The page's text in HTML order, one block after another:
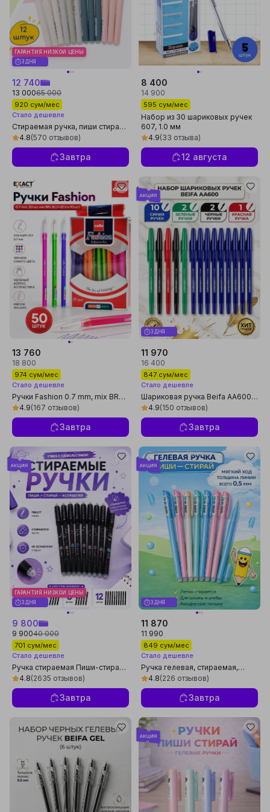
ГАРАНТИЯ НИЗКОЙ ЦЕНЫ
3 ДНЯ
12 740
13 00065 000
920 сум/мес
Стало дешевле
Стираемая ручка, пиши стирай
2, 4, 6 штук
4.8(570 отзывов)
Завтра
8 400
14 900
595 сум/мес
Набор из 30 шариковых ручек
607, 1.0 мм
4.9(33 отзыва)
12 августа
13 760
18 800
974 сум/мес
Стало дешевле
Ручки Fashion 0.7 mm, mix BRL
BLU-UZ, по 10 шт
4.9(167 отзывов)
Завтра
3 ДНЯ
11 970
16 400
847 сум/мес
Стало дешевле
Шариковая ручка Beifa AA600-
50B в упаковке 15 шт, 10 синих, 2
черных, 2 зеленых, 1 красная
4.9(150 отзывов)
Завтра
ГАРАНТИЯ НИЗКОЙ ЦЕНЫ
3 ДНЯ
9 800
9 90040 000
701 сум/мес
Стало дешевле
Ручка стираемая Пиши-стирай,
гелиевая, синяя
4.8(2635 отзывов)
Завтра
Реклама
3 ДНЯ
11 870
11 990
849 сум/мес
Стало дешевле
Ручка гелевая, стираемая,
синяя, "пиши-стирай" 2, 4, 6 шт
4.8(226 отзывов)
Завтра